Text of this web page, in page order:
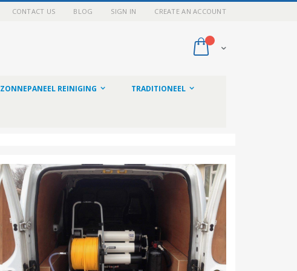
CONTACT US BLOG SIGN IN CREATE AN ACCOUNT
My Cart
ZONNEPANEEL REINIGING TRADITIONEEL